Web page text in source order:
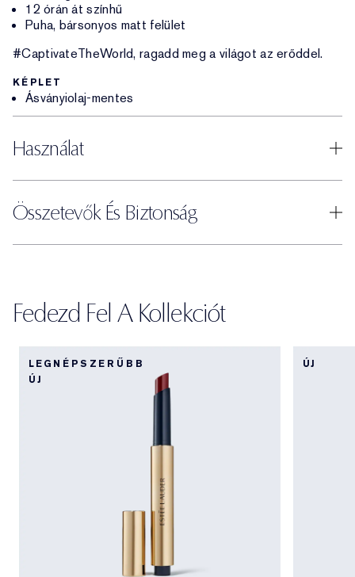
12 órán át színhű
Puha, bársonyos matt felület
#CaptivateTheWorld, ragadd meg a világot az erőddel.
KÉPLET
Ásványiolaj-mentes
Használat
Összetevők És Biztonság
Fedezd Fel A Kollekciót
LEGNÉPSZERŰBB
ÚJ
ÚJ